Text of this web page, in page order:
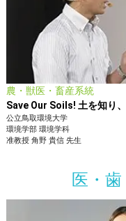
農・獣医・畜産系統
Save Our Soils! 土を知り、
公立鳥取環境大学
環境学部 環境学科
准教授 角野 貴信先生
医・